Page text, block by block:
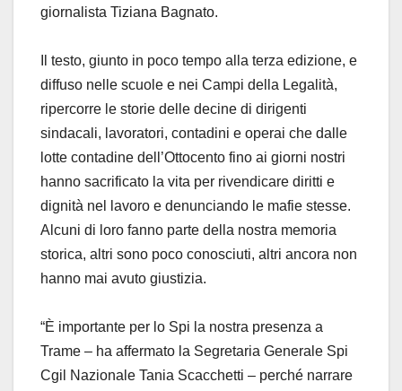
giornalista Tiziana Bagnato.
Il testo, giunto in poco tempo alla terza edizione, e
diffuso nelle scuole e nei Campi della Legalità,
ripercorre le storie delle decine di dirigenti
sindacali, lavoratori, contadini e operai che dalle
lotte contadine dell’Ottocento fino ai giorni nostri
hanno sacrificato la vita per rivendicare diritti e
dignità nel lavoro e denunciando le mafie stesse.
Alcuni di loro fanno parte della nostra memoria
storica, altri sono poco conosciuti, altri ancora non
hanno mai avuto giustizia.
“È importante per lo Spi la nostra presenza a
Trame – ha affermato la Segretaria Generale Spi
Cgil Nazionale Tania Scacchetti – perché narrare